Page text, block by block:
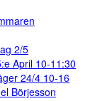
2/5
April 10-11:30
24/4 10-16
Börjesson